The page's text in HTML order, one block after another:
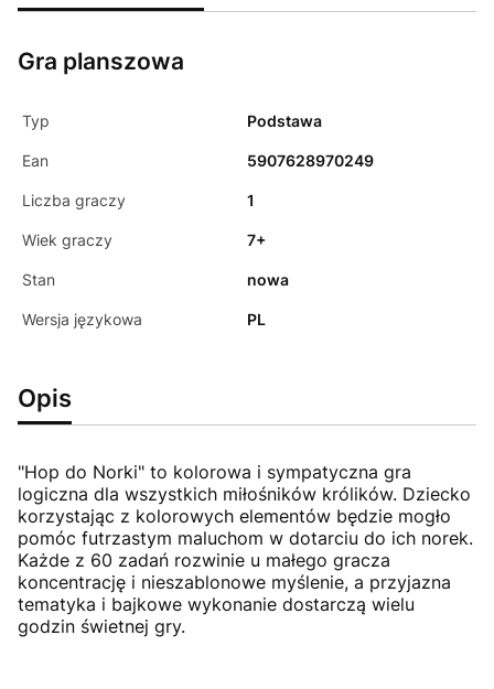
Gra planszowa
Typ Podstawa
Ean 5907628970249
Liczba graczy 1
Wiek graczy 7+
Stan nowa
Wersja językowa PL
Opis
"Hop do Norki" to kolorowa i sympatyczna gra
logiczna dla wszystkich miłośników królików. Dziecko
korzystając z kolorowych elementów będzie mogło
pomóc futrzastym maluchom w dotarciu do ich norek.
Każde z 60 zadań rozwinie u małego gracza
koncentrację i nieszablonowe myślenie, a przyjazna
tematyka i bajkowe wykonanie dostarczą wielu
godzin świetnej gry.